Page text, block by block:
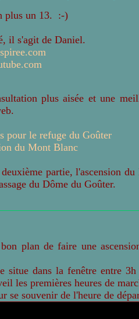
plus un 13. :-)
il s'agit de Daniel.
plus aisée et une
pour le refuge du Goûter
du Mont Blanc
partie, l'ascension
du Dôme du Goûter.
plan de faire une
situe dans la fenêtre entre
les premières heures de
se souvenir de l'heure de